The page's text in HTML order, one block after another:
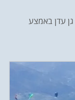
גן עדן באמצע